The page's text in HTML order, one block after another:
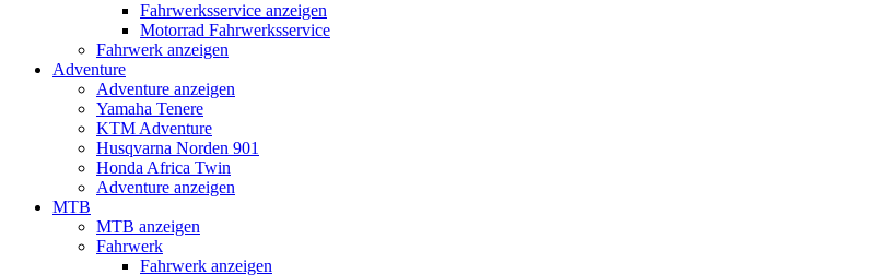
Fahrwerksservice anzeigen
Motorrad Fahrwerksservice
Fahrwerk anzeigen
Adventure
Adventure anzeigen
Yamaha Tenere
KTM Adventure
Husqvarna Norden 901
Honda Africa Twin
Adventure anzeigen
MTB
MTB anzeigen
Fahrwerk
Fahrwerk anzeigen